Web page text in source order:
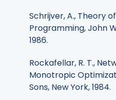
Schrijver, A., Theory
Programming, John
1986.
Rockafellar, R. T.,
Monotropic
Sons, New York, 1984.